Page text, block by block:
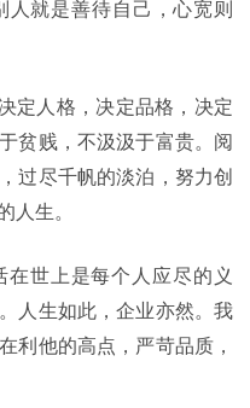
就是善待自己，心宽则
定人格，决定品格，决定
贫贱，不汲汲于富贵。阅
过尽千帆的淡泊，努力创
人生。
世上是每个人应尽的义
人生如此，企业亦然。我
利他的高点，严苛品质，